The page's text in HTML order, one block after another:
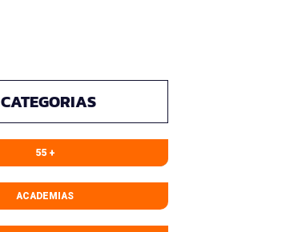
CATEGORIAS
55 +
ACADEMIAS